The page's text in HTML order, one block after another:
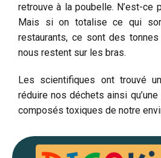
retrouve à la poubelle. N’est-ce
Mais si on totalise ce qui
restaurants, ce sont des
nous restent sur les bras.
Les scientifiques ont trouvé
réduire nos déchets ainsi
composés toxiques de notre